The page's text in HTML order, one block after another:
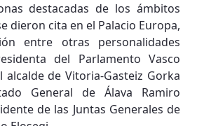
destacadas de los ámbitos
dieron cita en el Palacio Europa,
entre otras personalidades
del Parlamento Vasco
alcalde de Vitoria-Gasteiz Gorka
General de Álava Ramiro
de las Juntas Generales de